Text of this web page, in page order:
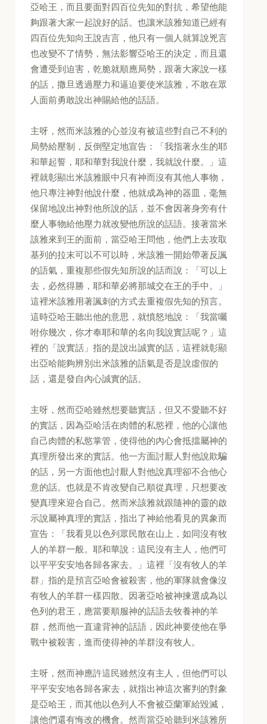
亞哈王，而且要面對四百位先知的對抗，希望他能
夠跟著大家一起說好的話。也讓米該雅知道已經有
四百位先知向王說吉言，他只有一個人就算說兇言
也改變不了情勢，無法影響亞哈王的決定，而且還
會遭受到迫害，乾脆就順應局勢，跟著大家說一樣
的話，撒旦透過壓力和逼迫要使米該雅，不敢在眾
人面前勇敢說出神賜給他的話語。
主呀，然而米該雅的心並沒有被這些對自己不利的
局勢給壓制，反倒堅定地宣告：「我指著永生的耶
和華起誓，耶和華對我說什麼，我就說什麼。」這
裡就彰顯出米該雅眼中只有神而沒有其他人事物，
他只專注神對他說什麼，他就成為神的器皿，毫無
保留地說出神對他所說的話，並不會因著身旁有什
麼人事物給他壓力就改變他所說的話語。接著當米
該雅來到王的面前，當亞哈王問他，他們上去攻取
基列的拉末可以不可以時，米該雅一開始帶著反諷
的語氣，重複那些假先知所說的話而說：「可以上
去，必然得勝，耶和華必將那城交在王的手中。」
這裡米該雅用著諷刺的方式去重複假先知的預言。
這時亞哈王聽出他的意思，就憤怒地說：「我當囑
咐你幾次，你才奉耶和華的名向我說實話呢？」這
裡的「說實話」指的是說出誠實的話，這裡就彰顯
出亞哈能夠辨別出米該雅的語氣是否是說虛假的
話，還是發自內心誠實的話。
主呀，然而亞哈雖然想要聽實話，但又不愛聽不好
的實話，因為亞哈活在肉體的私慾裡，他的心讓他
自己肉體的私慾掌管，使得他的內心會抵擋屬神的
真理所發出來的實話。他一方面討厭人對他說欺騙
的話，另一方面他也討厭人對他說真理卻不合他心
意的話。也就是不肯改變自己順從真理，只想要改
變真理來迎合自己。然而米該雅就跟隨神的靈的啟
示說屬神真理的實話，指出了神給他看見的異象而
宣告：「我看見以色列眾民散在山上，如同沒有牧
人的羊群一般。耶和華說：這民沒有主人，他們可
以平平安安地各歸各家去。」這裡「沒有牧人的羊
群」指的是預言亞哈會被殺害，他的軍隊就會像沒
有牧人的羊群一樣四散。因著亞哈被神揀選成為以
色列的君王，應當要順服神的話語去牧養神的羊
群，然而他一直違背神的話語，因此神要使他在爭
戰中被殺害，進而使得神的羊群沒有牧人。
主呀，然而神應許這民雖然沒有主人，但他們可以
平平安安地各歸各家去，就指出神這次審判的對象
是亞哈王，而其他以色列人不會被亞蘭軍給毀滅，
讓他們還有悔改的機會。然而當亞哈聽到米該雅所